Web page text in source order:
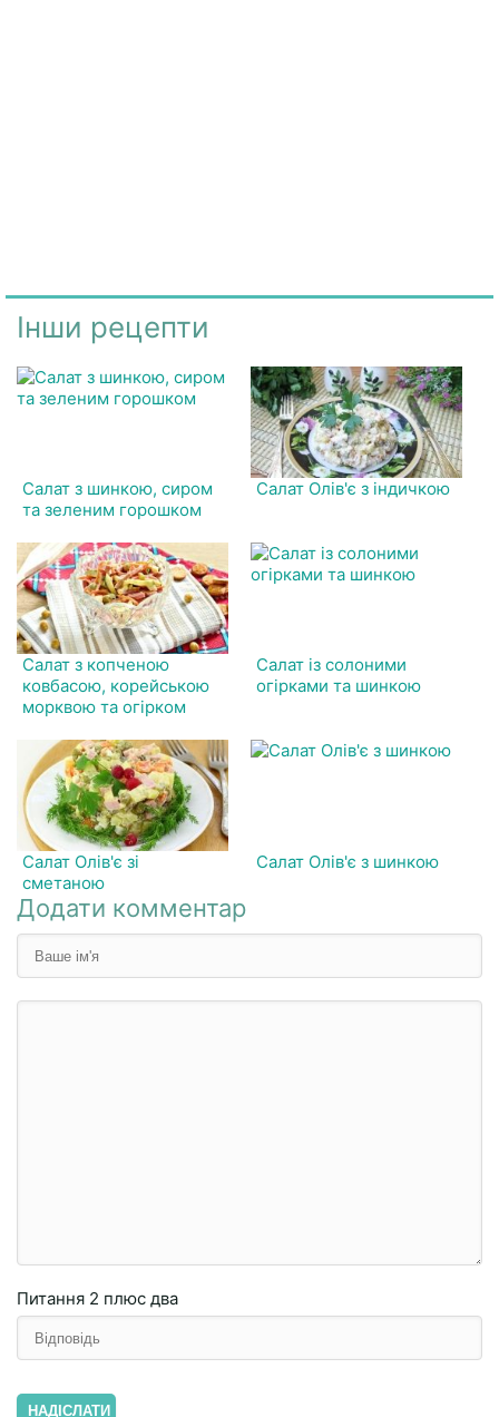
Інши рецепти
Салат з шинкою, сиром
та зеленим горошком
Салат Олів'є з індичкою
Салат з копченою
ковбасою, корейською
морквою та огірком
Салат із солоними
огірками та шинкою
Салат Олів'є зі
сметаною
Салат Олів'є з шинкою
Додати комментар
Питання 2 плюc двa
НАДІСЛАТИ